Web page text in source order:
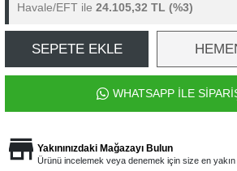
Havale/EFT ile 24.105,32 TL (%3)
SEPETE EKLE
WHATSAPP İLE
Yakınınızdaki Mağazayı Bulun
Ürünü incelemek veya denemek için size en yakın